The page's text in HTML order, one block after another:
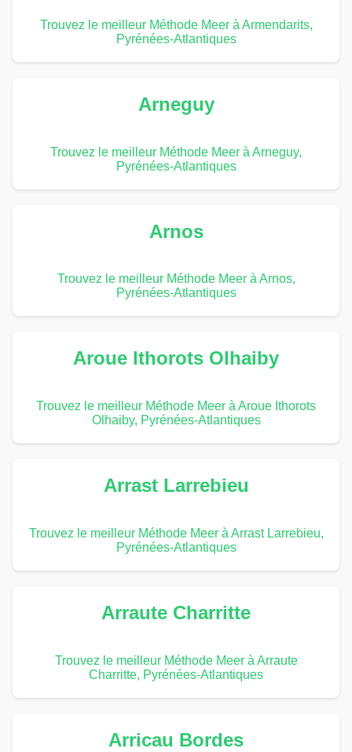
Trouvez le meilleur Méthode Meer à Armendarits,
Pyrénées-Atlantiques
Arneguy
Trouvez le meilleur Méthode Meer à Arneguy,
Pyrénées-Atlantiques
Arnos
Trouvez le meilleur Méthode Meer à Arnos,
Pyrénées-Atlantiques
Aroue Ithorots Olhaiby
Trouvez le meilleur Méthode Meer à Aroue Ithorots
Olhaiby, Pyrénées-Atlantiques
Arrast Larrebieu
Trouvez le meilleur Méthode Meer à Arrast Larrebieu,
Pyrénées-Atlantiques
Arraute Charritte
Trouvez le meilleur Méthode Meer à Arraute
Charritte, Pyrénées-Atlantiques
Arricau Bordes